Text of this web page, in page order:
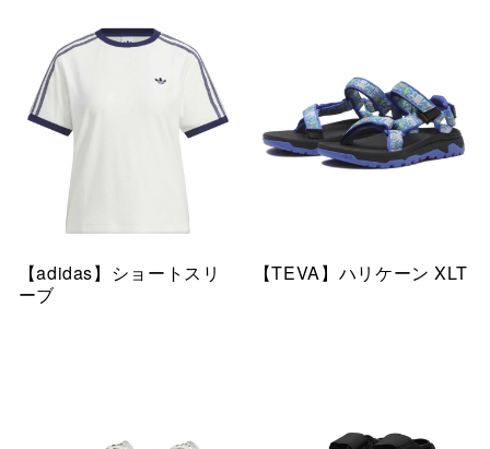
【adidas】ショートスリ
ーブ
【TEVA】ハリケーン XLT